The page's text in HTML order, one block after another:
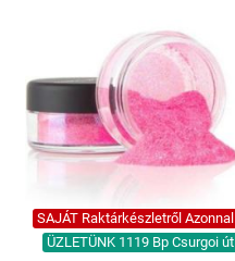
SAJÁT Raktárkészletről Azonnal
ÜZLETÜNK 1119 Bp Csurgoi út